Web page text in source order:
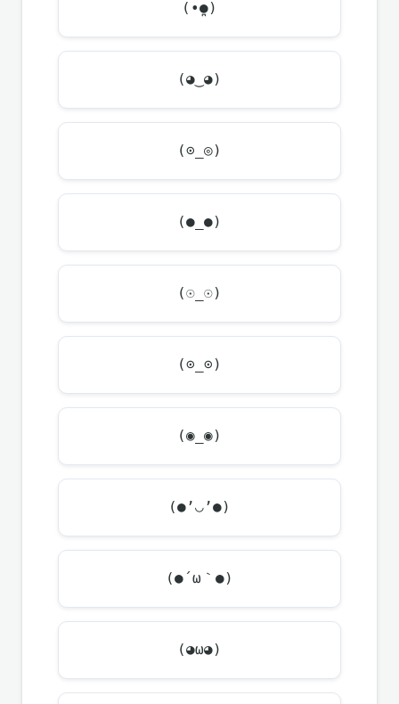
(•̪●)
(◕‿◕)
(⊙_◎)
(●_●)
(☉_☉)
(⊙_⊙)
(◉_◉)
(●’◡’●)
(●´ω｀●)
(◕ω◕)